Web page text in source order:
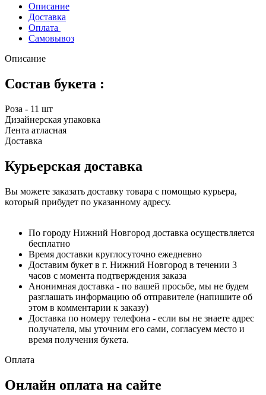
Описание
Доставка
Оплата
Самовывоз
Описание
Состав букета :
Роза - 11 шт
Дизайнерская упаковка
Лента атласная
Доставка
Курьерская доставка
Вы можете заказать доставку товара с помощью курьера,
который прибудет по указанному адресу.
По городу Нижний Новгород доставка осуществляется
бесплатно
Время доставки круглосуточно ежедневно
Доставим букет в г. Нижний Новгород в течении 3
часов с момента подтверждения заказа
Анонимная доставка - по вашей просьбе, мы не будем
разглашать информацию об отправителе (напишите об
этом в комментарии к заказу)
Доставка по номеру телефона - если вы не знаете адрес
получателя, мы уточним его сами, согласуем место и
время получения букета.
Оплата
Онлайн оплата на сайте